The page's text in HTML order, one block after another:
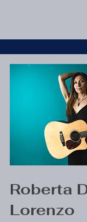
Roberta
Lorenzo